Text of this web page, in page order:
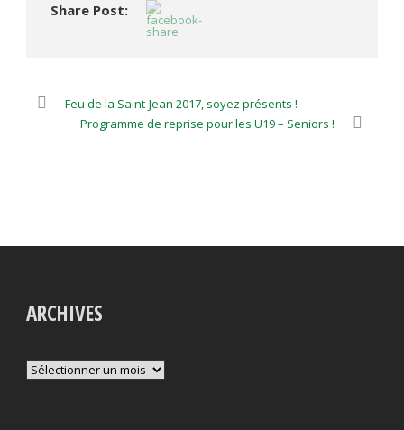
Share Post:
Feu de la Saint-Jean 2017, soyez présents !
Programme de reprise pour les U19 – Seniors !
ARCHIVES
Archives